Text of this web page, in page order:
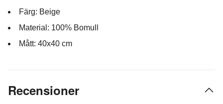
Färg: Beige
Material: 100% Bomull
Mått: 40x40 cm
Recensioner